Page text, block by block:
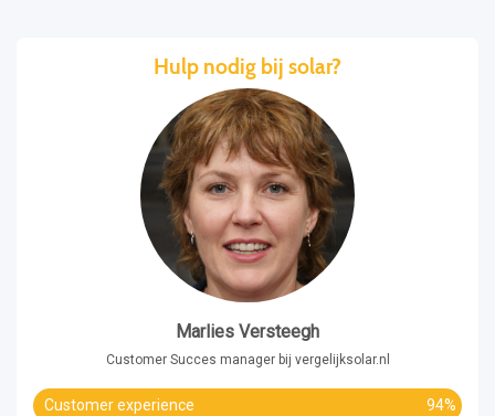
Hulp nodig bij solar?
Marlies Versteegh
Customer Succes manager bij vergelijksolar.nl
Customer experience 94%